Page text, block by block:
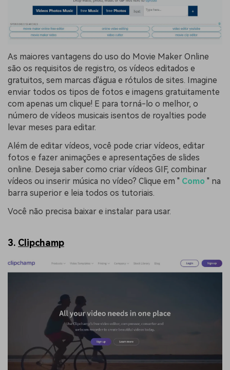
As maiores vantagens do uso do Movie Maker Online
são os requisitos de registro, os vídeos editados e
gratuitos, sem marcas d'água e rótulos de sites. Imagine
enviar todos os tipos de fotos e imagens gratuitamente
com apenas um clique! E para torná-lo o melhor, o
número de vídeos musicais isentos de royalties pode
levar meses para editar.
Além de editar vídeos, você pode criar vídeos, editar
fotos e fazer animações e apresentações de slides
online. Deseja saber como criar vídeos GIF, combinar
vídeos ou inserir música no vídeo? Clique em " Como " na
barra superior e leia todos os tutoriais.
Você não precisa baixar e instalar para usar.
3. Clipchamp